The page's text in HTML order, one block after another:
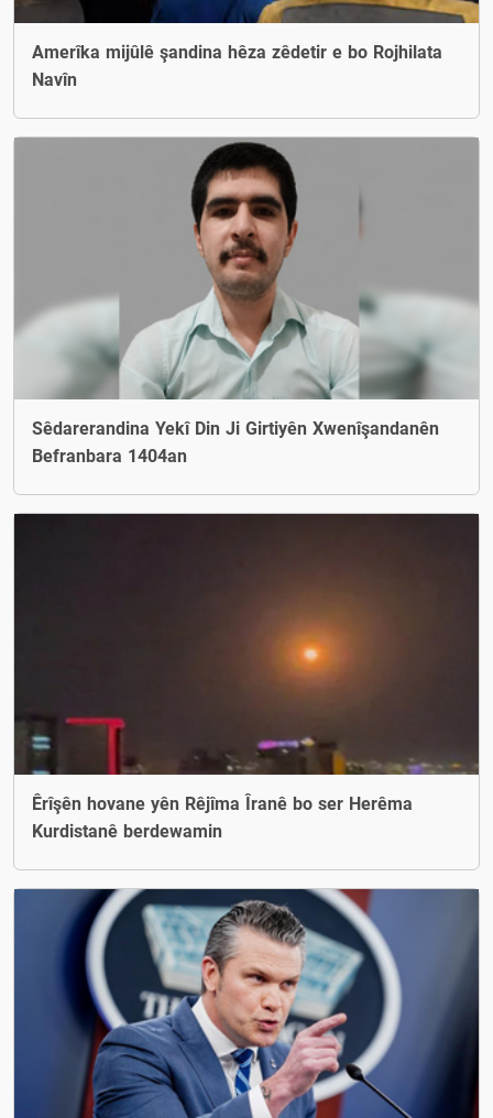
Amerîka mijûlê şandina hêza zêdetir e bo Rojhilata
Navîn
Sêdarerandina Yekî Din Ji Girtiyên Xwenîşandanên
Befranbara 1404an
Êrîşên hovane yên Rêjîma Îranê bo ser Herêma
Kurdistanê berdewamin